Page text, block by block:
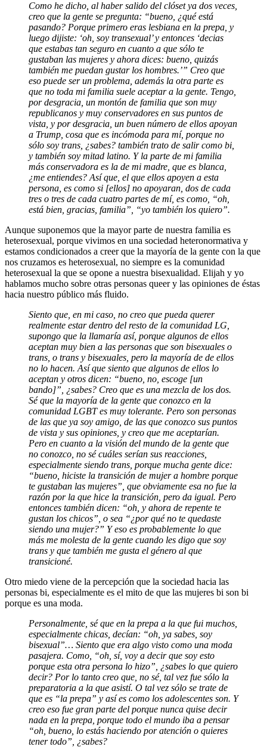
Como he dicho, al haber salido del clóset ya dos veces,
creo que la gente se pregunta: “bueno, ¿qué está
pasando? Porque primero eras lesbiana en la prepa, y
luego dijiste: ‘oh, soy transexual’ y entonces ‘decias
que estabas tan seguro en cuanto a que sólo te
gustaban las mujeres y ahora dices: bueno, quizás
también me puedan gustar los hombres.’” Creo que
eso puede ser un problema, además la otra parte es
que no toda mi familia suele aceptar a la gente. Tengo,
por desgracia, un montón de familia que son muy
republicanos y muy conservadores en sus puntos de
vista, y por desgracia, un buen número de ellos apoyan
a Trump, cosa que es incómoda para mí, porque no
sólo soy trans, ¿sabes? también trato de salir como bi,
y también soy mitad latino. Y la parte de mi familia
más conservadora es la de mi madre, que es blanca,
¿me entiendes? Así que, el que ellos apoyen a esta
persona, es como si [ellos] no apoyaran, dos de cada
tres o tres de cada cuatro partes de mí, es como, “oh,
está bien, gracias, familia”, “yo también los quiero”.
Aunque suponemos que la mayor parte de nuestra familia es
heterosexual, porque vivimos en una sociedad heteronormativa y
estamos condicionados a creer que la mayoría de la gente con la que
nos cruzamos es heterosexual, no siempre es la comunidad
heterosexual la que se opone a nuestra bisexualidad. Elijah y yo
hablamos mucho sobre otras personas queer y las opiniones de éstas
hacia nuestro público más fluido.
Siento que, en mi caso, no creo que pueda querer
realmente estar dentro del resto de la comunidad LG,
supongo que la llamaría así, porque algunos de ellos
aceptan muy bien a las personas que son bisexuales o
trans, o trans y bisexuales, pero la mayoría de de ellos
no lo hacen. Así que siento que algunos de ellos lo
aceptan y otros dicen: “bueno, no, escoge [un
bando]”, ¿sabes? Creo que es una mezcla de los dos.
Sé que la mayoría de la gente que conozco en la
comunidad LGBT es muy tolerante. Pero son personas
de las que ya soy amigo, de las que conozco sus puntos
de vista y sus opiniones, y creo que me aceptarían.
Pero en cuanto a la visión del mundo de la gente que
no conozco, no sé cuáles serían sus reacciones,
especialmente siendo trans, porque mucha gente dice:
“bueno, hiciste la transición de mujer a hombre porque
te gustaban las mujeres”, que obviamente esa no fue la
razón por la que hice la transición, pero da igual. Pero
entonces también dicen: “oh, y ahora de repente te
gustan los chicos”, o sea “¿por qué no te quedaste
siendo una mujer?” Y eso es probablemente lo que
más me molesta de la gente cuando les digo que soy
trans y que también me gusta el género al que
transicioné.
Otro miedo viene de la percepción que la sociedad hacia las
personas bi, especialmente es el mito de que las mujeres bi son bi
porque es una moda.
Personalmente, sé que en la prepa a la que fui muchos,
especialmente chicas, decían: “oh, ya sabes, soy
bisexual”… Siento que era algo visto como una moda
pasajera. Como, “oh, sí, voy a decir que soy esto
porque esta otra persona lo hizo”, ¿sabes lo que quiero
decir? Por lo tanto creo que, no sé, tal vez fue sólo la
preparatoria a la que asistí. O tal vez sólo se trate de
que es “la prepa” y así es como los adolescentes son. Y
creo eso fue gran parte del porque nunca quise decir
nada en la prepa, porque todo el mundo iba a pensar
“oh, bueno, lo estás haciendo por atención o quieres
tener todo”, ¿sabes?